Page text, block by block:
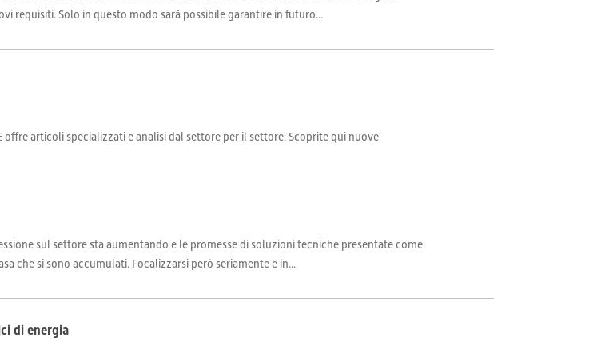
requisiti. Solo in questo modo sarà possibile garantire in futuro...
articoli specializzati e analisi dal settore per il settore. Scoprite qui nuove
sul settore sta aumentando e le promesse di soluzioni tecniche presentate come
che si sono accumulati. Focalizzarsi però seriamente e in...
di energia